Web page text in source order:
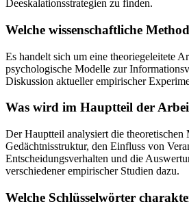
Deeskalationsstrategien zu finden.
Welche wissenschaftliche
Es handelt sich um eine theoriegeleitete
psychologische Modelle zur
Diskussion aktueller empirischer
Was wird im Hauptteil der
Der Hauptteil analysiert die theoretischen
Gedächtnisstruktur, den Einfluss von
Entscheidungsverhalten und die
verschiedener empirischer Studien dazu.
Welche Schlüsselwörter